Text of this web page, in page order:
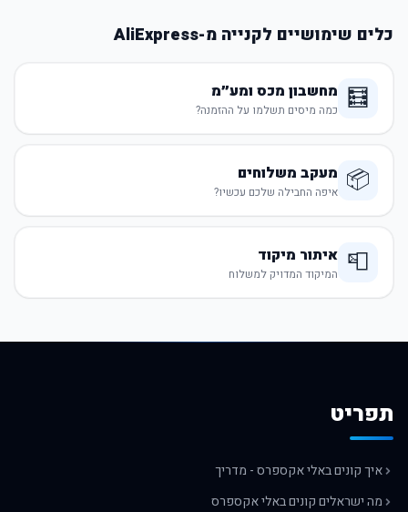
כלים שימושיים לקנייה מ-AliExpress
🧮 מחשבון מכס ומע״מ
כמה מיסים תשלמו על ההזמנה?
📦 מעקב משלוחים
איפה החבילה שלכם עכשיו?
📮 איתור מיקוד
המיקוד המדויק למשלוח
תפריט
איך קונים באלי אקספרס - מדריך
מה ישראלים קונים באלי אקספרס